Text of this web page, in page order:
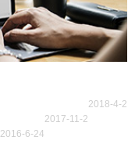
2018-4-2
2017-11-2
2016-6-24